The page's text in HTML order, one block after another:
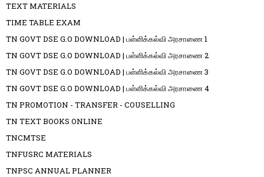
TEXT MATERIALS
TIME TABLE EXAM
TN GOVT DSE G.O DOWNLOAD | பள்ளிக்கல்வி அரசாணை 1
TN GOVT DSE G.O DOWNLOAD | பள்ளிக்கல்வி அரசாணை 2
TN GOVT DSE G.O DOWNLOAD | பள்ளிக்கல்வி அரசாணை 3
TN GOVT DSE G.O DOWNLOAD | பள்ளிக்கல்வி அரசாணை 4
TN PROMOTION - TRANSFER - COUSELLING
TN TEXT BOOKS ONLINE
TNCMTSE
TNFUSRC MATERIALS
TNPSC ANNUAL PLANNER